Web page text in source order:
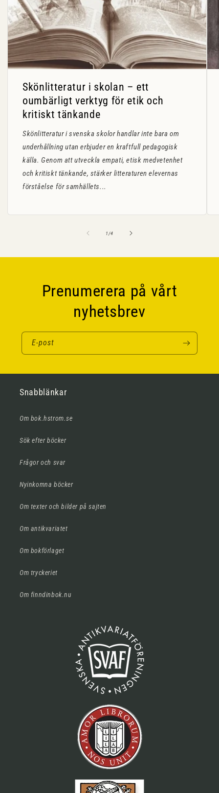
Skönlitteratur i skolan – ett
oumbärligt verktyg för etik och
kritiskt tänkande
Skönlitteratur i svenska skolor handlar inte bara om
underhållning utan erbjuder en kraftfull pedagogisk
källa. Genom att utveckla empati, etisk medvetenhet
och kritiskt tänkande, stärker litteraturen elevernas
förståelse för samhällets...
1/av
4
Prenumerera på vårt
nyhetsbrev
E-post
Snabblänkar
Om bok.hstrom.se
Sök efter böcker
Frågor och svar
Nyinkomna böcker
Om texter och bilder på sajten
Om antikvariatet
Om bokförlaget
Om tryckeriet
Om finndinbok.nu